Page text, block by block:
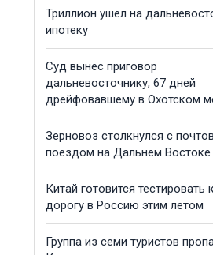
Триллион ушел на
ипотеку
Суд вынес приговор
дальневосточнику, 67 дней
дрейфовавшему в Охотском
Зерновоз столкнулся с
поездом на Дальнем Востоке
Китай готовится тестировать
дорогу в Россию этим летом
Группа из семи туристов